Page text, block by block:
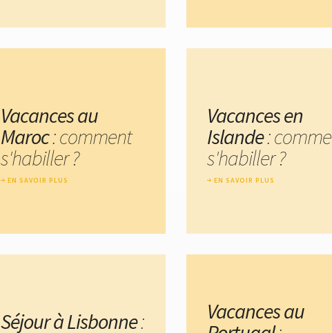
Vacances au
Maroc: comment
s'habiller ?
EN SAVOIR PLUS
Vacances en
Islande:
s'habiller ?
EN SAVOIR PLUS
Séjour à Lisbonne:
Vacances au